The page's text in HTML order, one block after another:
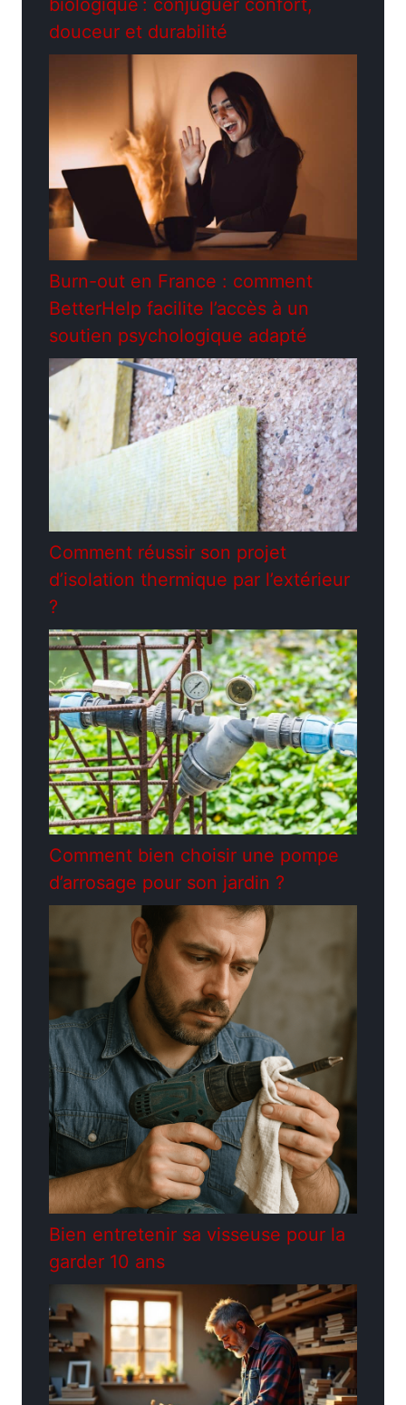
biologique : conjuguer confort,
douceur et durabilité
Burn-out en France : comment
BetterHelp facilite l’accès à un
soutien psychologique adapté
Comment réussir son projet
d’isolation thermique par l’extérieur
?
Comment bien choisir une pompe
d’arrosage pour son jardin ?
Bien entretenir sa visseuse pour la
garder 10 ans